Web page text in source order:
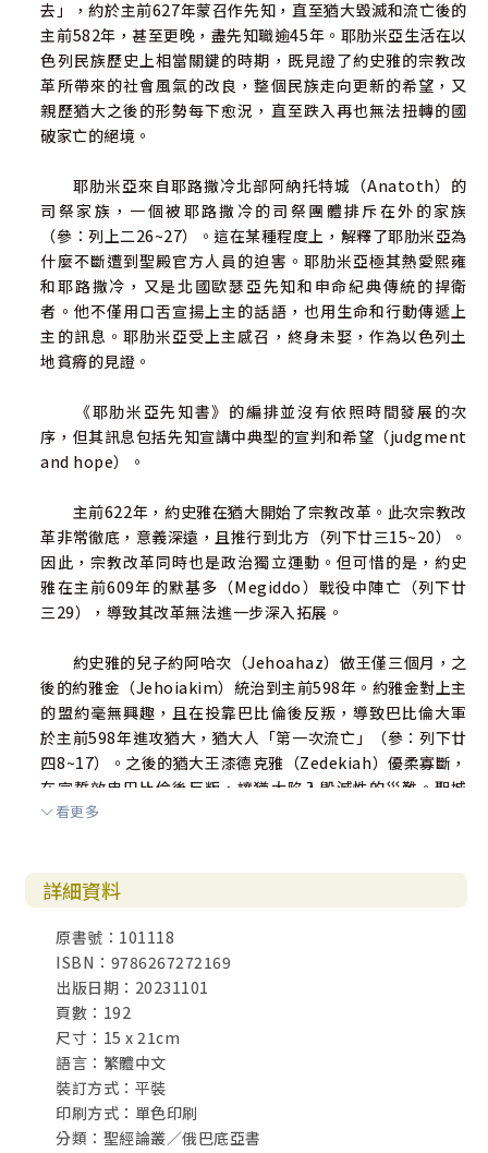
去」，約於主前627年蒙召作先知，直至猶大毀滅和流亡後的
主前582年，甚至更晚，盡先知職逾45年。耶肋米亞生活在以
色列民族歷史上相當關鍵的時期，既見證了約史雅的宗教改
革所帶來的社會風氣的改良，整個民族走向更新的希望，又
親歷猶大之後的形勢每下愈況，直至跌入再也無法扭轉的國
破家亡的絕境。
耶肋米亞來自耶路撒冷北部阿納托特城（Anatoth）的
司祭家族，一個被耶路撒冷的司祭團體排斥在外的家族
（參：列上二26~27）。這在某種程度上，解釋了耶肋米亞為
什麼不斷遭到聖殿官方人員的迫害。耶肋米亞極其熱愛熙雍
和耶路撒冷，又是北國歐瑟亞先知和申命紀典傳統的捍衛
者。他不僅用口舌宣揚上主的話語，也用生命和行動傳遞上
主的訊息。耶肋米亞受上主感召，終身未娶，作為以色列土
地貧瘠的見證。
《耶肋米亞先知書》的編排並沒有依照時間發展的次
序，但其訊息包括先知宣講中典型的宣判和希望（judgment
and hope）。
主前622年，約史雅在猶大開始了宗教改革。此次宗教改
革非常徹底，意義深遠，且推行到北方（列下廿三15~20）。
因此，宗教改革同時也是政治獨立運動。但可惜的是，約史
雅在主前609年的默基多（Megiddo）戰役中陣亡（列下廿
三29），導致其改革無法進一步深入拓展。
約史雅的兒子約阿哈次（Jehoahaz）做王僅三個月，之
後的約雅金（Jehoiakim）統治到主前598年。約雅金對上主
的盟約毫無興趣，且在投靠巴比倫後反叛，導致巴比倫大軍
於主前598年進攻猶大，猶大人「第一次流亡」（參：列下廿
四8~17）。之後的猶大王漆德克雅（Zedekiah）優柔寡斷，
在宣誓效忠巴比倫後反叛，讓猶大陷入毀滅性的災難。聖城
聖殿在主前587年被毀，猶大人流落異鄉，此即「第二次流
耶肋米亞先知極力反對國王和人民的偶像崇拜與不正義
行為，如同猶大社會的芒刺。耶肋米亞的言行總是逆著社會
潮流。當猶大社會墮落腐敗，不忠於上主，又不踐行盟約要
求的社會正義，反而沾沾自喜，自認為有聖殿就可保平安
時，先知的訊息是「拔除、破壞、毀滅、推翻」；當猶大社
會崩潰、國破家亡、流亡巴比倫後，先知的訊息反而成了
「建設和栽培」。
耶肋米亞寧可踽踽獨行，也拒絕與敗壞不義、自欺欺
人、粉飾太平同流合污，他因此吃盡苦頭，被迫害、受凌
辱，但他從未妥協。耶肋米亞用生命扛起了先知的重負，在
看更多
詳細資料
原書號：101118
ISBN：9786267272169
出版日期：20231101
頁數：192
尺寸：15 x 21cm
語言：繁體中文
裝訂方式：平裝
印刷方式：單色印刷
分類：聖經論叢／俄巴底亞書